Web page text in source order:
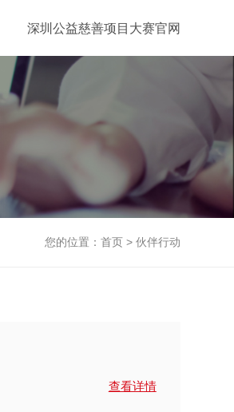
深圳公益慈善项目大赛官网
您的位置： 首页> 伙伴行动
查看详情